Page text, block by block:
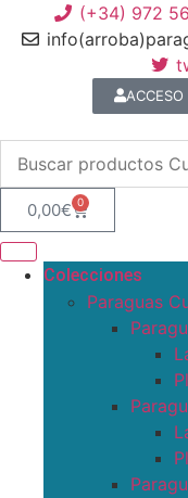
(+34) 972
ACCESO
0,00€ 0
Colecciones
Paraguas